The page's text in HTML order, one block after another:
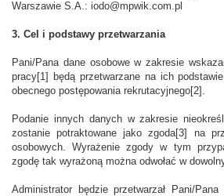
Warszawie S.A.: iodo@mpwik.com.pl
3. Cel i podstawy przetwarzania
Pani/Pana dane osobowe w zakresie
pracy[1] będą przetwarzane na ich
obecnego postępowania rekrutacyjnego[2].
Podanie innych danych w zakresie
zostanie potraktowane jako zgoda[3] na
osobowych. Wyrażenie zgody w tym
zgodę tak wyrażoną można odwołać w
Administrator będzie przetwarzał Pani/